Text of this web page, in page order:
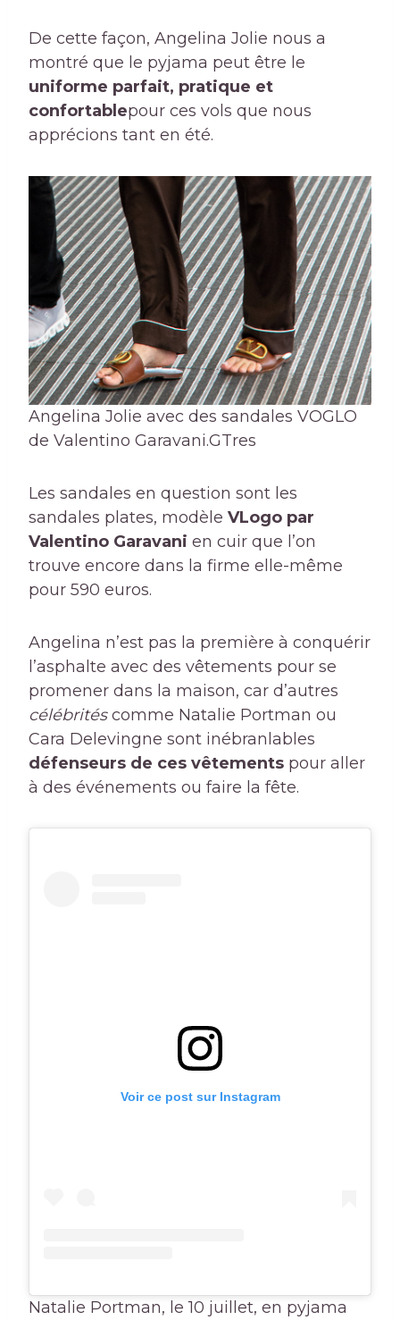
De cette façon, Angelina Jolie nous a
montré que le pyjama peut être le
uniforme parfait, pratique et
confortablepour ces vols que nous
apprécions tant en été.
Angelina Jolie avec des sandales VOGLO
de Valentino Garavani.GTres
Les sandales en question sont les
sandales plates, modèle VLogo par
Valentino Garavani en cuir que l’on
trouve encore dans la firme elle-même
pour 590 euros.
Angelina n’est pas la première à conquérir
l’asphalte avec des vêtements pour se
promener dans la maison, car d’autres
célébritéscomme Natalie Portman ou
Cara Delevingne sont inébranlables
défenseurs de ces vêtements pour aller
à des événements ou faire la fête.
Voir ce post sur Instagram
Natalie Portman, le 10 juillet, en pyjama